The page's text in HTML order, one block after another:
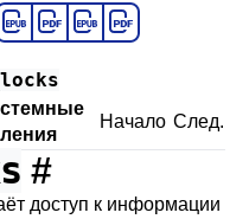
Начало След.
#
доступ к информации